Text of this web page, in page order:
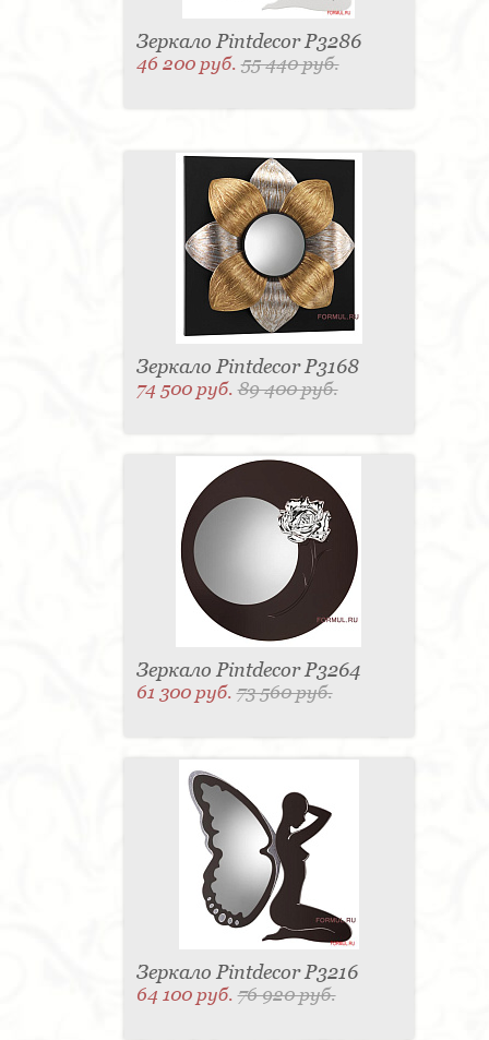
Зеркало Pintdecor P3286
46 200 руб.55 440 руб.
Зеркало Pintdecor P3168
74 500 руб.89 400 руб.
Зеркало Pintdecor P3264
61 300 руб.73 560 руб.
Зеркало Pintdecor P3216
64 100 руб.76 920 руб.